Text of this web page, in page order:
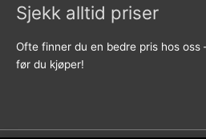
Sjekk alltid priser
Ofte finner du en bedre pris hos oss
før du kjøper!